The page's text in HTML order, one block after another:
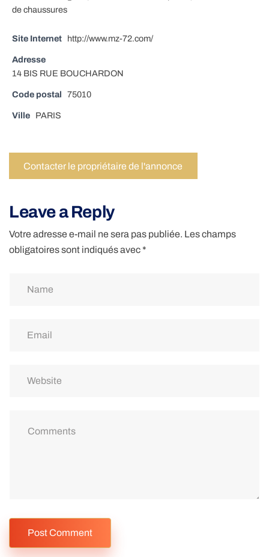
de chaussures
Site Internet http://www.mz-72.com/
Adresse
14 BIS RUE BOUCHARDON
Code postal 75010
Ville PARIS
Contacter le propriétaire de l'annonce
Leave a Reply
Votre adresse e-mail ne sera pas publiée. Les champs
obligatoires sont indiqués avec *